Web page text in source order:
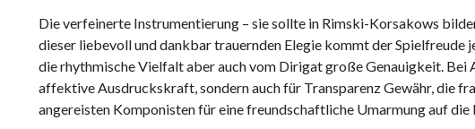
Die verfeinerte Instrumentierung – sie sollte in Rimski-Korsakows
dieser liebevoll und dankbar trauernden Elegie kommt der
die rhythmische Vielfalt aber auch vom Dirigat große Genauigkeit.
affektive Ausdruckskraft, sondern auch für Transparenz Gewähr, die
angereisten Komponisten für eine freundschaftliche Umarmung auf die